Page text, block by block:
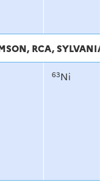
RCA,
63Ni